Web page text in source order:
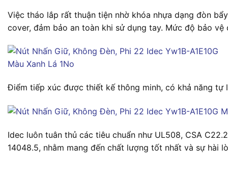
Việc tháo lắp rất thuận tiện nhờ khóa nhựa dạng đòn
cover, đảm bảo an toàn khi sử dụng tay. Mức độ bảo
Điểm tiếp xúc được thiết kế thông minh, có khả năng tự
Idec luôn tuân thủ các tiêu chuẩn như UL508, CSA
14048.5, nhằm mang đến chất lượng tốt nhất và sự hài